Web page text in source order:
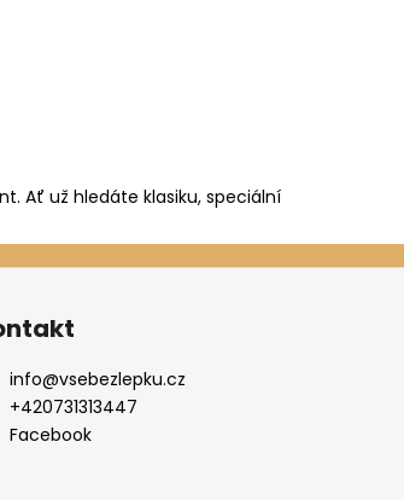
Ať už hledáte klasiku, speciální
info@vsebezlepku.cz
+420731313447
Facebook